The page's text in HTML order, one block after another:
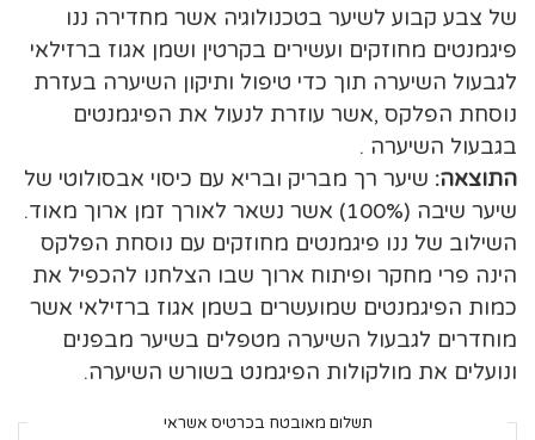
של צבע קבוע לשיער בטכנולוגיה אשר מחדירה ננו
פיגמנטים מחוזקים ועשירים בקרטין ושמן אגוז ברזילאי
לגבעול השיערה תוך כדי טיפול ותיקון השיערה בעזרת
נוסחת הפלקס ,אשר עוזרת לנעול את הפיגמנטים
בגבעול השיערה .
התוצאה: שיער רך מבריק ובריא עם כיסוי אבסולוטי של
שיער שיבה (100%) אשר נשאר לאורך זמן ארוך מאוד.
השילוב של ננו פיגמנטים מחוזקים עם נוסחת הפלקס
הינה פרי מחקר ופיתוח ארוך שבו הצלחנו להכפיל את
כמות הפיגמנטים שמועשרים בשמן אגוז ברזילאי אשר
מוחדרים לגבעול השיערה מטפלים בשיער מבפנים
ונועלים את מולקולות הפיגמנט בשורש השיערה.
תשלום מאובטח בכרטיס אשראי